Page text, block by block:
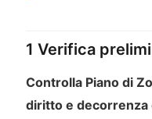
1 Verifica
Controlla Piano di
diritto e decorrenza